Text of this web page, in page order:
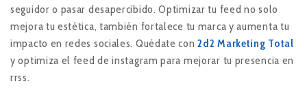
seguidor o pasar desapercibido. Optimizar tu feed no solo
mejora tu estética, también fortalece tu marca y aumenta tu
impacto en redes sociales. Quédate con2d2 Marketing Total
y optimiza el feed de instagram para mejorar tu presencia en
rrss.